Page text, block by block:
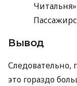
Вывод
это гораздо